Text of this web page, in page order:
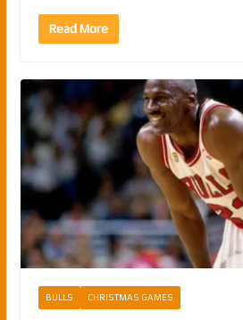
Read More
BULLS CHRISTMAS GAMES